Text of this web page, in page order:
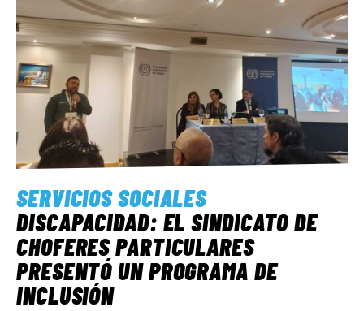
SERVICIOS SOCIALES
DISCAPACIDAD: EL SINDICATO DE
CHOFERES PARTICULARES
PRESENTÓ UN PROGRAMA DE
INCLUSIÓN